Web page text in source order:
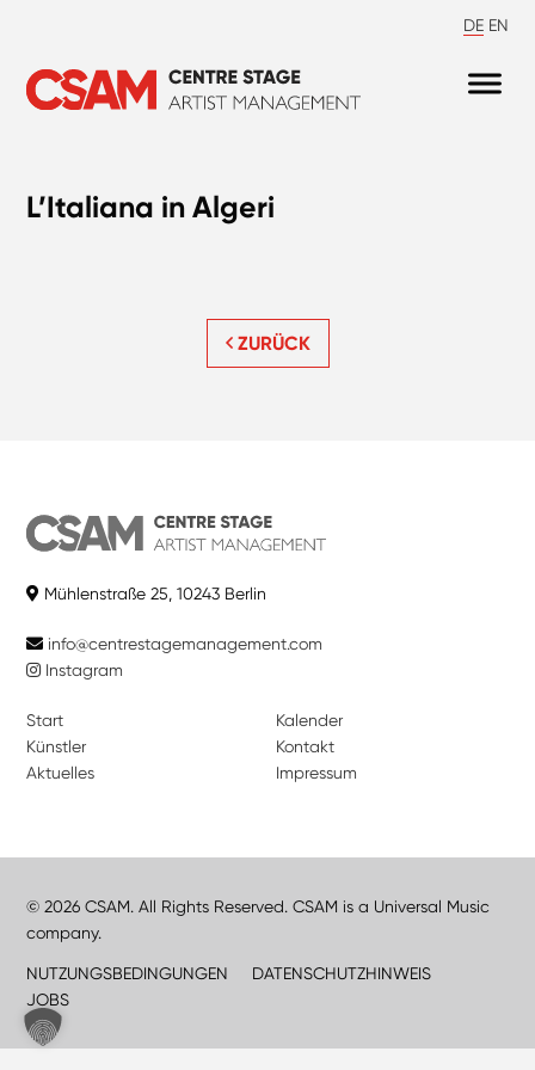
DE EN
L’Italiana in Algeri
ZURÜCK
Mühlenstraße 25, 10243 Berlin
info@centrestagemanagement.com
Instagram
Start
Künstler
Aktuelles
Kalender
Kontakt
Impressum
© 2026 CSAM. All Rights Reserved. CSAM is a Universal Music
company.
NUTZUNGSBEDINGUNGEN
DATENSCHUTZHINWEIS
JOBS